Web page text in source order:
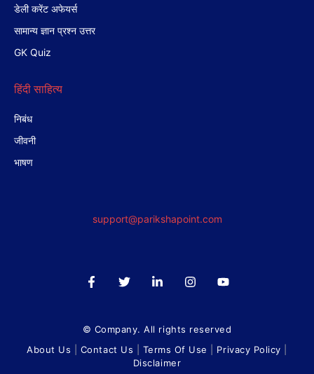
डेली करेंट अफेयर्स
सामान्य ज्ञान प्रश्न उत्तर
GK Quiz
हिंदी साहित्य
निबंध
जीवनी
भाषण
support@parikshapoint.com
© Company. All rights reserved
About Us
Contact Us Terms Of Use Privacy Policy
Disclaimer